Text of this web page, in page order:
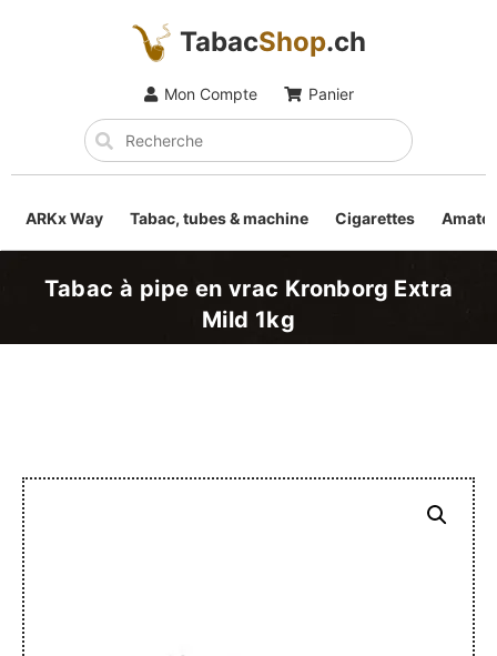
TabacShop.ch
Mon Compte Panier
ARKx Way Tabac, tubes & machine Cigarettes
Tabac à pipe en vrac Kronborg Extra
Mild 1kg